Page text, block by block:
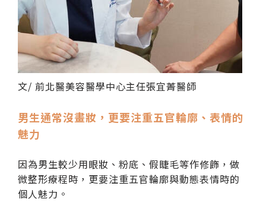
文/ 前北醫美容醫學中心主任張宜菁醫師
男生通常沒畫妝，更要注重五官輪廓、表情的
魅力
因為男生較少用眼妝、粉底、假睫毛等作修飾，做
微整形療程時 ， 更要注重五官輪廓與動態表情時的
個人魅力。